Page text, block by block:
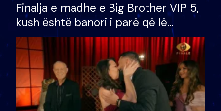
Finalja e madhe e Big Brother VIP 5,
kush është banori i parë që lë
shtëpinë dhe humb mundësinë për
të fituar çmimin e madh